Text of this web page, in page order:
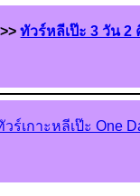
>>ทัวร์หลีเป๊ะ 3 วัน 2
วร์เกาะหลีเป๊ะ One